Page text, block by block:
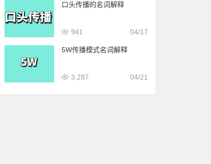
口头传播的名词解释
04/17
941
5W传播模式名词解释
04/21
3,287